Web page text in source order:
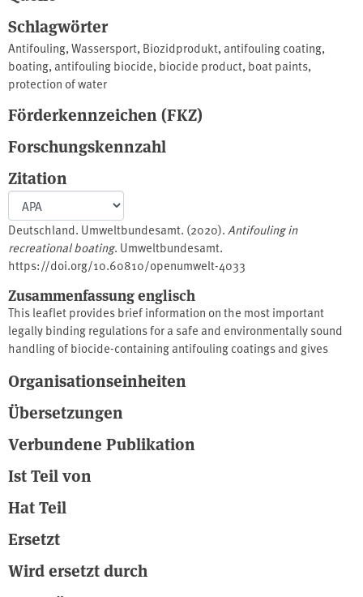
Schlagwörter
Antifouling,Wassersport,Biozidprodukt,antifouling coating,
boating,antifouling biocide,biocide product,boat paints,
protection of water
Förderkennzeichen (FKZ)
Forschungskennzahl
Zitation
Deutschland. Umweltbundesamt. (2020). Antifouling in
recreational boating. Umweltbundesamt.
https://doi.org/10.60810/openumwelt-4033
Zusammenfassung englisch
This leaflet provides brief information on the most important
legally binding regulations for a safe and environmentally sound
handling of biocide-containing antifouling coatings and gives
instructions on selecting a suitable antifouling product and how to
clean the hull of your boat, you will find some tips on how to make
the antifouling protection of your boat more environmentally
friendly. The German Environment Agency has published a more
extensive guideline "Antifouling im Wassersport - Was ist das
Beste für Mensch, Umwelt und Ihr Boot?", which provides
next boating season. Quelle: https://www.umweltbundesamt.de
Organisationseinheiten
Übersetzungen
Verbundene Publikation
Ist Teil von
Hat Teil
Ersetzt
Wird ersetzt durch